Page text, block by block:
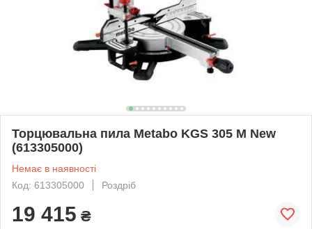
Торцювальна пила Metabo KGS 305 M New
(613305000)
Немає в наявності
Код: 613305000
Роздріб
19 415 ₴